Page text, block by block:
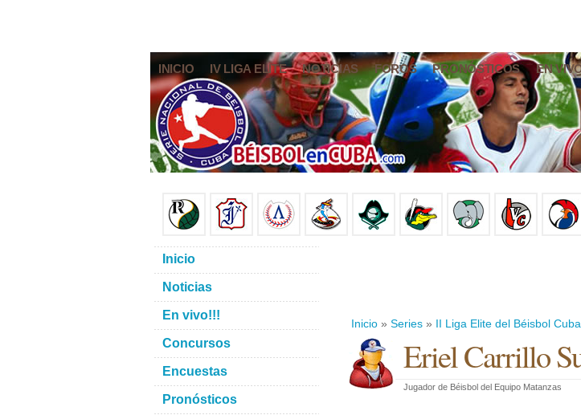
INICIO IV LIGA ELITE NOTICIAS FOROS PRONÓSTICOS EN
Inicio » Series » II Liga Elite del Béisbol
Eriel Carrillo
Jugador de Béisbol del Equipo Matanzas
Inicio
Noticias
En vivo!!!
Concursos
Encuestas
Pronósticos